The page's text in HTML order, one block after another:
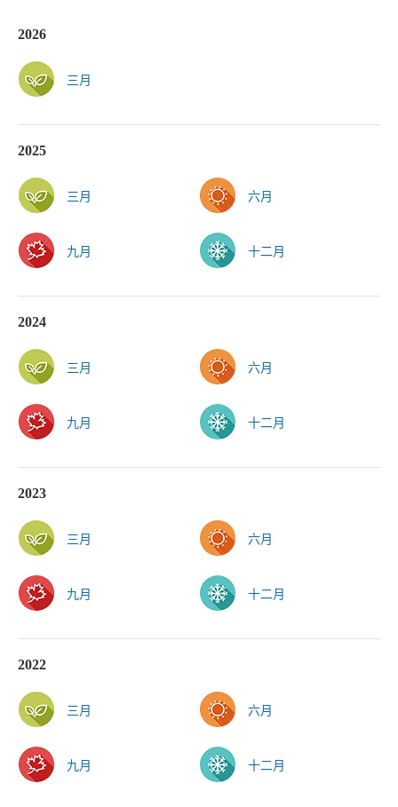
2026
三月
2025
三月 六月
九月 十二月
2024
三月 六月
九月 十二月
2023
三月 六月
九月 十二月
2022
三月 六月
九月 十二月